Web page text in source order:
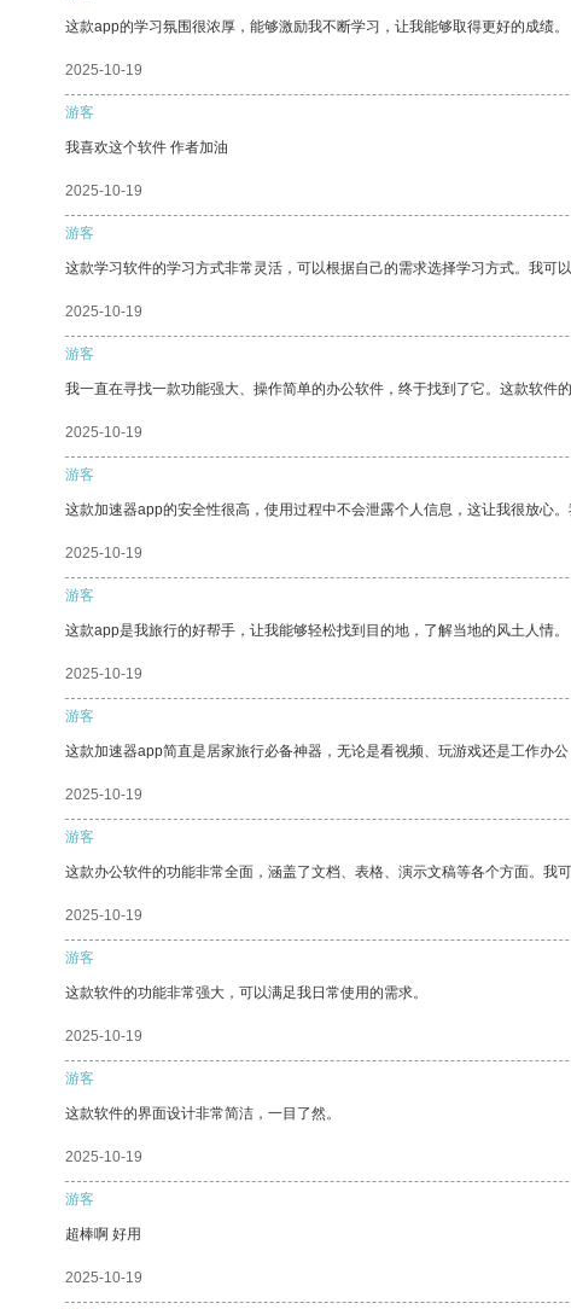
这款app的学习氛围很浓厚，能够激励我不断学习，让我能够取得更好的成绩。
2025-10-19
游客
我喜欢这个软件 作者加油
2025-10-19
游客
这款学习软件的学习方式非常灵活，可以根据自己的需求选择学习方式。我可
2025-10-19
游客
我一直在寻找一款功能强大、操作简单的办公软件，终于找到了它。这款软件
2025-10-19
游客
这款加速器app的安全性很高，使用过程中不会泄露个人信息，这让我很放心
2025-10-19
游客
这款app是我旅行的好帮手，让我能够轻松找到目的地，了解当地的风土人情。
2025-10-19
游客
这款加速器app简直是居家旅行必备神器，无论是看视频、玩游戏还是工作办
2025-10-19
游客
这款办公软件的功能非常全面，涵盖了文档、表格、演示文稿等各个方面。我
2025-10-19
游客
这款软件的功能非常强大，可以满足我日常使用的需求。
2025-10-19
游客
这款软件的界面设计非常简洁，一目了然。
2025-10-19
游客
超棒啊 好用
2025-10-19